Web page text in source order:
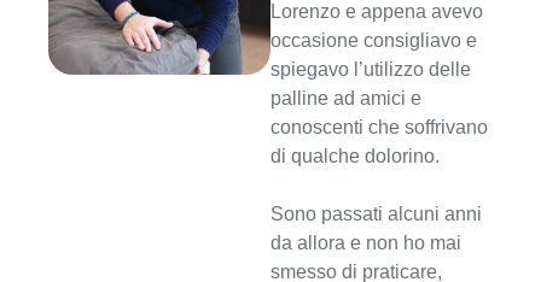
Lorenzo e appena avevo
occasione consigliavo e
spiegavo l’utilizzo delle
palline ad amici e
conoscenti che soffrivano
di qualche dolorino.
Sono passati alcuni anni
da allora e non ho mai
smesso di praticare,